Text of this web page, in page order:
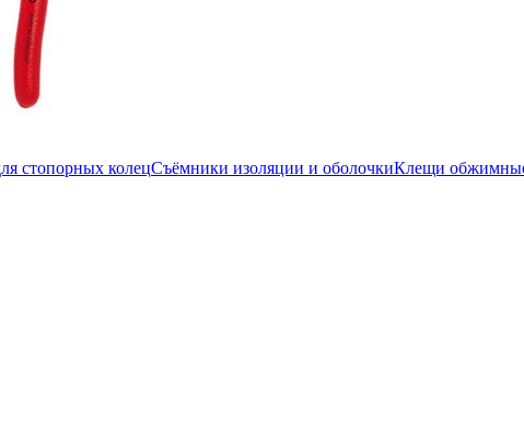
стопорных колецСъёмники изоляции и оболочкиКлещи